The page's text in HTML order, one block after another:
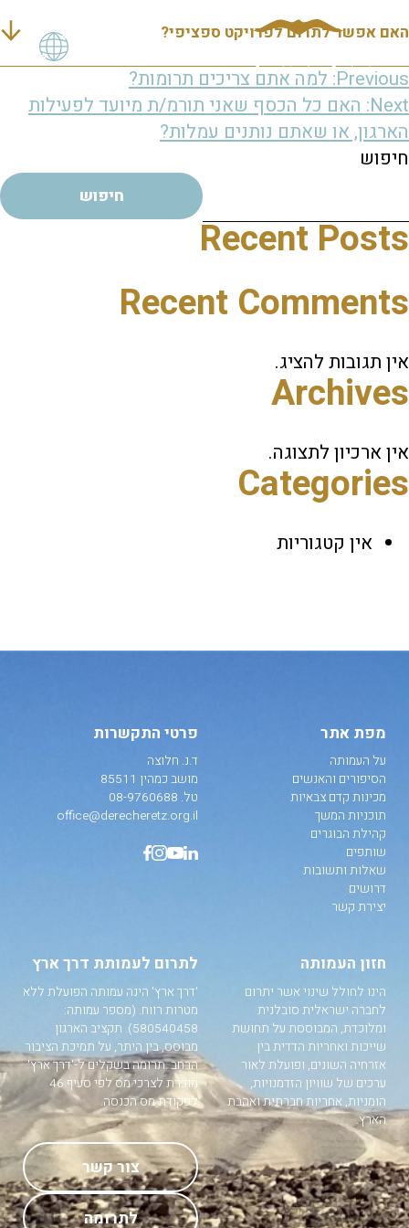
האם אפשר לתרום לפרויקט ספציפי?
ניווט
Previous: למה אתם צריכים תרומות?
Next: האם כל הכסף שאני תורמ/ת מיועד לפעילות
הארגון, או שאתם נותנים עמלות?
חיפוש
חיפוש
Recent Posts
Recent Comments
אין תגובות להציג.
Archives
אין ארכיון לתצוגה.
Categories
אין קטגוריות
מפת אתר
על העמותה
הסיפורים והאנשים
מכינות קדם צבאיות
תוכניות המשך
קהילת הבוגרים
שותפים
שאלות ותשובות
דרושים
יצירת קשר
פרטי התקשרות
ד.נ. חלוצה
מושב כמהין 85511
טל. 08-9760688
office@derecheretz.org.il
חזון העמותה
הינו לחולל שינוי אשר יתרום
לחברה ישראלית סובלנית
ומלוכדת, המבוססת על תחושת
שייכות ואחריות הדדית בין
אזרחיה השונים, ופועלת לאור
ערכים של שוויון הזדמנויות,
הומניות, אחריות חברתית ואהבת
הארץ.
לתרום לעמותת דרך ארץ
'דרך ארץ' הינה עמותה הפועלת ללא
מטרות רווח. (מספר עמותה:
580540458). תקציב הארגון
מבוסס, בין היתר, על תמיכת הציבור
הרחב .תרומה בשקלים ל-'דרך ארץ'
מוכרת לצרכי מס לפי סעיף 46
לפקודת מס הכנסה.
צור קשר
לתרומה